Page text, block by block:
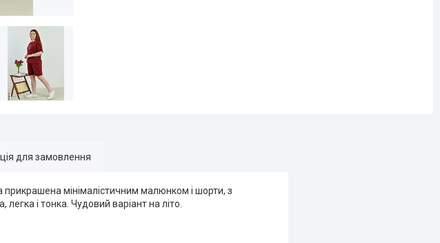
для замовлення
мінімалістичним малюнком і шорти, з
і тонка. Чудовий варіант на літо.